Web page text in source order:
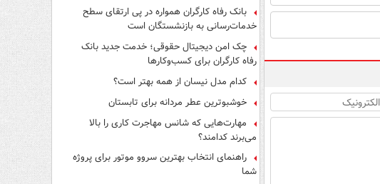
بانک رفاه کارگران همواره در پی ارتقای سطح
خدمات‌رسانی به بازنشستگان است
چک امن دیجیتال حقوقی؛ خدمت جدید بانک
رفاه کارگران برای کسب‌وکارها
کدام مدل نیسان از همه بهتر است؟
خوشبوترین عطر مردانه برای تابستان
مهارت‌هایی که شانس مهاجرت کاری را بالا
می‌برند کدامند؟
راهنمای انتخاب بهترین سروو موتور برای پروژه
شما